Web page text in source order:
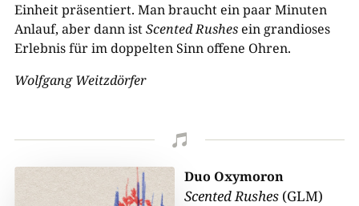
Einheit präsentiert. Man braucht ein paar Minuten
Anlauf, aber dann istScented Rushesein grandioses
Erlebnis für im doppelten Sinn offene Ohren.
Wolfgang Weitzdörfer

Duo Oxymoron
Scented Rushes (GLM)